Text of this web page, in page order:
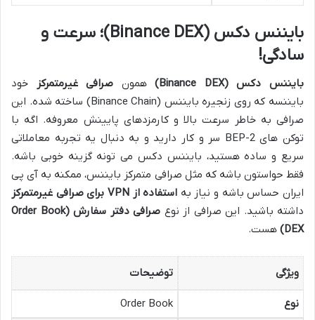
بایننس دکس (Binance DEX)؛ سرعت و
سادگی!
بایننس دکس (Binance DEX) همون صرافی غیرمتمرکز
خود
بایننسه که روی زنجیره بایننس (Binance Chain) ساخته شده. این
صرافی به خاطر سرعت بالا و کارمزدهای پایینش معروفه. اگه با
توکن های BEP-2 سر و کار دارید و به دنبال یه تجربه معاملاتی
سریع و ساده هستید، بایننس دکس می تونه گزینه خوبی باشه.
فقط حواستون باشه که مثل صرافی متمرکز بایننس، ممکنه به آی پی
ایران حساس باشه و نیاز به استفاده از VPN برای صرافی غیرمتمرکز
داشته باشید. این صرافی از نوع
صرافی دفتر سفارش (Order Book
DEX) هست.
ویژگی توضیحات
نوع
Order Book